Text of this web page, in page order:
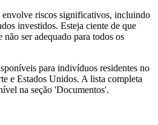
riscos significativos, incluindo
investidos. Esteja ciente de que
não ser adequado para todos os
para indivíduos residentes no
e Estados Unidos. A lista completa
na seção 'Documentos'.